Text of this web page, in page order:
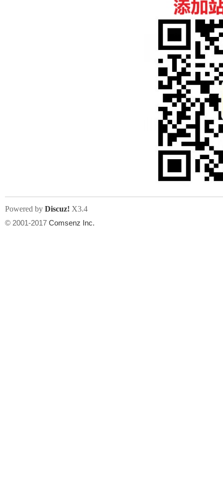
Powered by Discuz! X3.4
© 2001-2017 Comsenz Inc.